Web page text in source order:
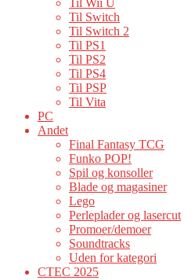
Til Wii U
Til Switch
Til Switch 2
Til PS1
Til PS2
Til PS4
Til PSP
Til Vita
PC
Andet
Final Fantasy TCG
Funko POP!
Spil og konsoller
Blade og magasiner
Lego
Perleplader og lasercut
Promoer/demoer
Soundtracks
Uden for kategori
CTEC 2025